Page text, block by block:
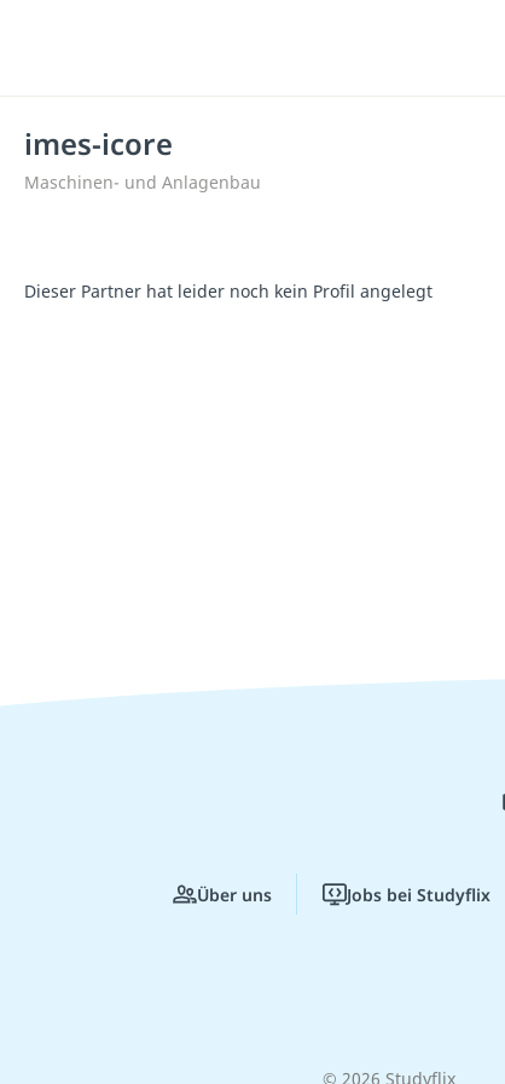
imes-icore
Maschinen- und Anlagenbau
Dieser Partner hat leider noch kein Profil angelegt
Über uns Jobs bei Studyflix
© 2026 Studyflix